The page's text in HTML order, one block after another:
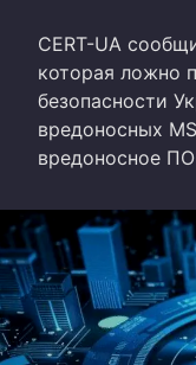
CERT-UA
которая ложно
безопасности
вредоносных
вредоносное